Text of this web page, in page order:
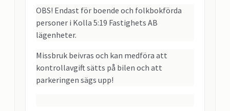
OBS! Endast för boende och folkbokförda
personer i Kolla 5:19 Fastighets AB
lägenheter.
Missbruk beivras och kan medföra att
kontrollavgift sätts på bilen och att
parkeringen sägs upp!